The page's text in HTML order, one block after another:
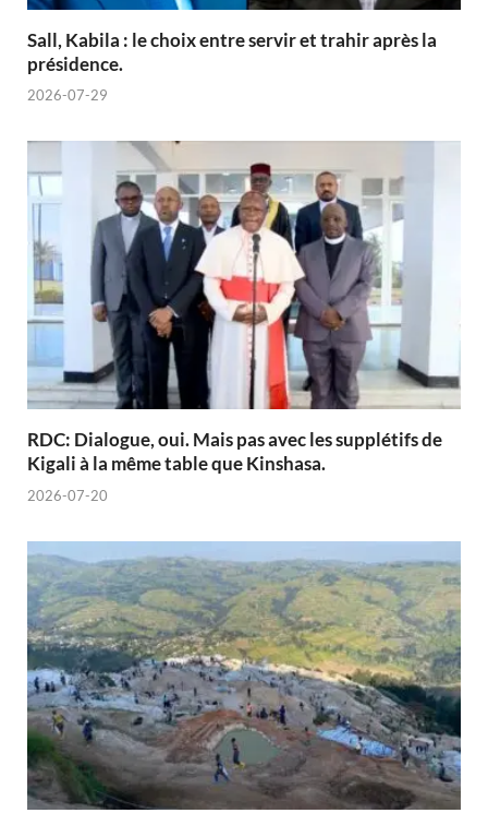
Sall, Kabila : le choix entre servir et trahir après la
présidence.
2026-07-29
RDC: Dialogue, oui. Mais pas avec les supplétifs de
Kigali à la même table que Kinshasa.
2026-07-20